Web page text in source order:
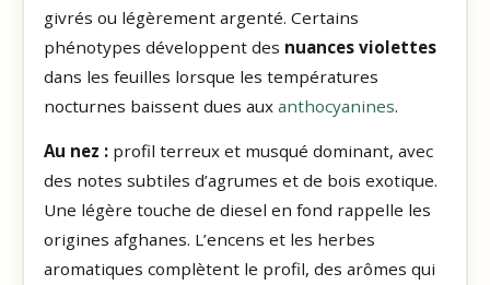
givrés ou légèrement argenté. Certains
phénotypes développent des nuances violettes
dans les feuilles lorsque les températures
nocturnes baissent dues aux anthocyanines.
Au nez :profil terreux et musqué dominant, avec
des notes subtiles d’agrumes et de bois exotique.
Une légère touche de diesel en fond rappelle les
origines afghanes. L’encens et les herbes
aromatiques complètent le profil, des arômes qui